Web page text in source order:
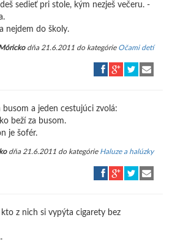
sedieť pri stole, kým nezješ večeru. -
nejdem do školy.
dňa 21.6.2011 do kategórie Očami detí
busom a jeden cestujúci zvolá:
beží za busom.
je šofér.
dňa 21.6.2011 do kategórie Haluze a halúzky
kto z nich si vypýta cigarety bez